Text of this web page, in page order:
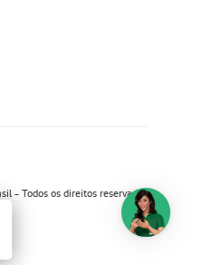
- Todos os direitos reservados